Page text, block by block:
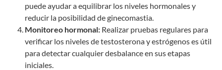
puede ayudar a equilibrar los niveles hormonales y
reducir la posibilidad de ginecomastia.
Monitoreo hormonal: Realizar pruebas regulares para
verificar los niveles de testosterona y estrógenos es útil
para detectar cualquier desbalance en sus etapas
iniciales.